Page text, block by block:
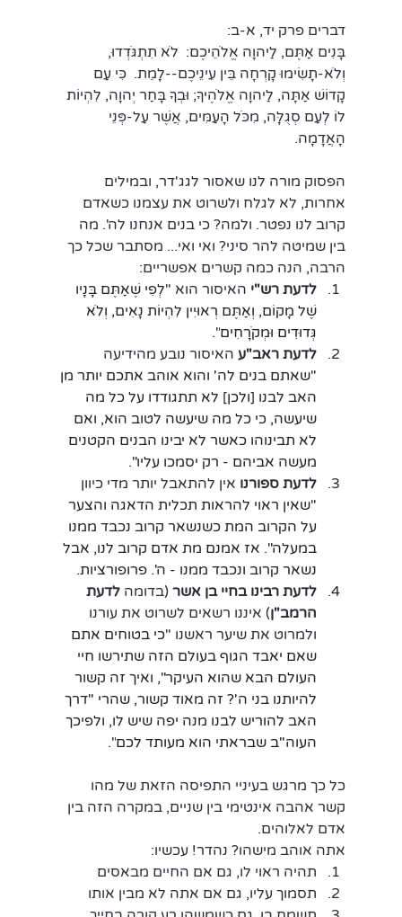
דברים פרק יד, א-ב:
בָּנִים אַתֶּם, לַיהוָה אֱלֹהֵיכֶם:  לֹא תִתְגֹּדְדוּ,
וְלֹא-תָשִׂימוּ קָרְחָה בֵּין עֵינֵיכֶם--לָמֵת.  כִּי עַם
קָדוֹשׁ אַתָּה, לַיהוָה אֱלֹהֶיךָ; וּבְךָ בָּחַר יְהוָה, לִהְיוֹת
לוֹ לְעַם סְגֻלָּה, מִכֹּל הָעַמִּים, אֲשֶׁר עַל-פְּנֵי
הָאֲדָמָה.
הפסוק מורה לנו שאסור לגג'דר, ובמילים
אחרות, לא לגלח ולשרוט את עצמנו כשאדם
קרוב לנו נפטר. ולמה? כי בנים אנחנו לה'. מה
בין שמיטה להר סיני? ואי ואי... מסתבר שכל כך
הרבה, הנה כמה קשרים אפשריים:
לדעת רש"י האיסור הוא "לְפִי שֶׁאַתֶּם בָּנָיו
שֶׁל מָקוֹם, וְאַתֶּם רְאוּיִין לִהְיוֹת נָאִים, וְלֹא
גְּדוּדִים וּמְקֹרָחִים".
לדעת ראב"ע האיסור נובע מהידיעה
"שאתם בנים לה' והוא אוהב אתכם יותר מן
האב לבנו [ולכן] לא תתגודדו על כל מה
שיעשה, כי כל מה שיעשה לטוב הוא, ואם
לא תבינוהו כאשר לא יבינו הבנים הקטנים
מעשה אביהם - רק יסמכו עליו".
לדעת ספורנו אין להתאבל יותר מדי כיוון
"שאין ראוי להראות תכלית הדאגה והצער
על הקרוב המת כשנשאר קרוב נכבד ממנו
במעלה". אז אמנם מת אדם קרוב לנו, אבל
נשאר קרוב ונכבד ממנו - ה'. פרופורציות.
לדעת רבינו בחיי בן אשר (בדומה לדעת
הרמב"ן) איננו רשאים לשרוט את עורנו
ולמרוט את שיער ראשנו "כי בטוחים אתם
שאם יאבד הגוף בעולם הזה שתירשו חיי
העולם הבא שהוא העיקר", ואיך זה קשור
להיותנו בני ה'? זה מאוד קשור, שהרי "דרך
האב להוריש לבנו מנה יפה שיש לו, ולפיכך
העוה"ב שבראתי הוא מעותד לכם".
כל כך מרגש בעיניי התפיסה הזאת של מהו
קשר אהבה אינטימי בין שניים, במקרה הזה בין
אדם לאלוהים.
אתה אוהב מישהו? נהדר! עכשיו:
תהיה ראוי לו, גם אם החיים מבאסים
תסמוך עליו, גם אם אתה לא מבין אותו